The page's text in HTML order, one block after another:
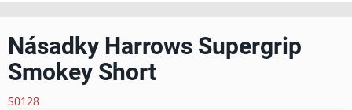
Násadky Harrows Supergrip
Smokey Short
S0128